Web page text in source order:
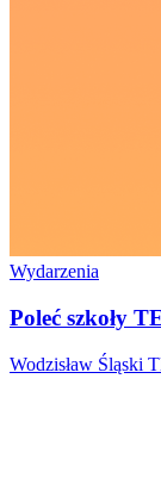
Wydarzenia
Poleć szkoły
Wodzisław Śląski